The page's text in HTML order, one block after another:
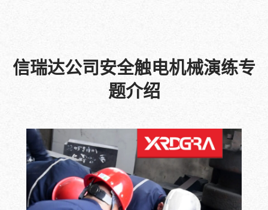
信瑞达公司安全触电机械演练专
题介绍